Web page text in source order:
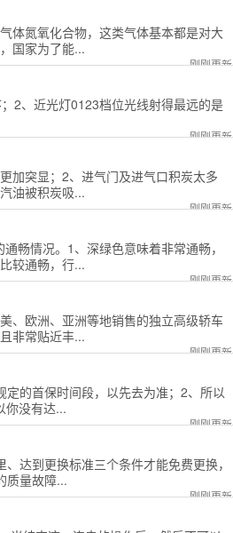
体氮氧化合物，这类气体基本都是对大
国家为了能...
刚刚更新
2、近光灯0123档位光线射得最远的是
刚刚更新
加突显；2、进气门及进气口积炭太多
油被积炭吸...
刚刚更新
畅情况。1、深绿色意味着非常通畅，
较通畅，行...
刚刚更新
、欧洲、亚洲等地销售的独立高级轿车
非常贴近丰...
刚刚更新
的首保时间段，以先去为准；2、所以
你没有达...
刚刚更新
达到更换标准三个条件才能免费更换，
质量故障...
刚刚更新